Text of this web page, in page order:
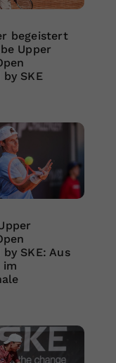
begeistert
Upper
SKE
SKE: Aus
im